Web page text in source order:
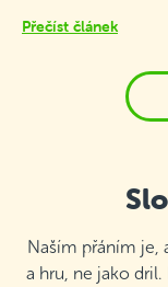
Přečíst článek
Naším přáním je,
a hru, ne jako